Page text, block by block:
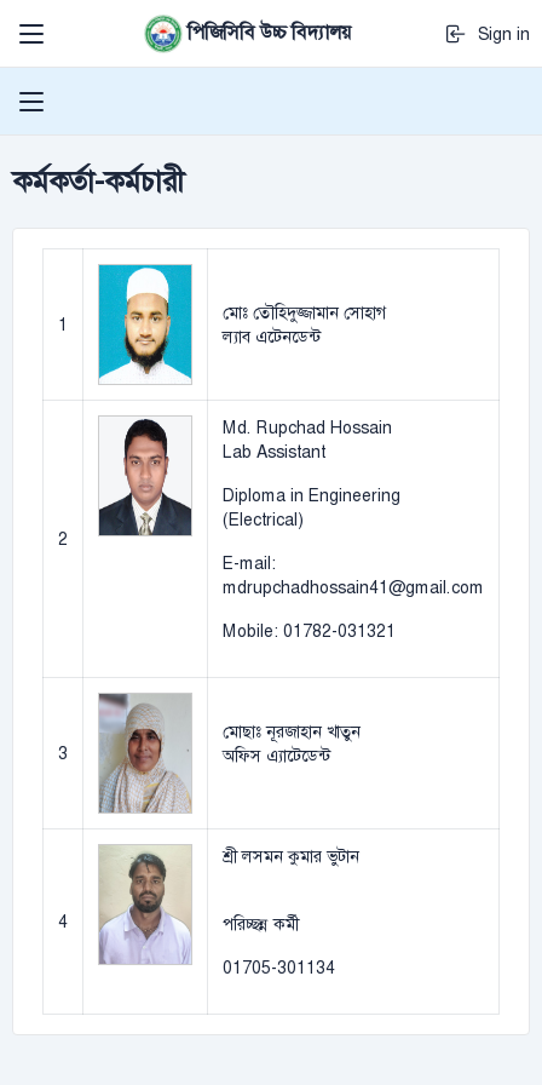
পিজিসিবি উচ্চ বিদ্যালয় Sign in
কর্মকর্তা-কর্মচারী
1
মোঃ তৌহিদুজ্জামান সোহাগ
ল্যাব এটেনডেন্ট
2
Md. Rupchad Hossain
Lab Assistant
Diploma in Engineering
(Electrical)
E-mail:
mdrupchadhossain41@gmail.com
Mobile: 01782-031321
3
মোছাঃ নূরজাহান খাতুন
অফিস এ্যাটেডেন্ট
4
শ্রী লসমন কুমার ভুটান
পরিচ্ছন্ন কর্মী
01705-301134